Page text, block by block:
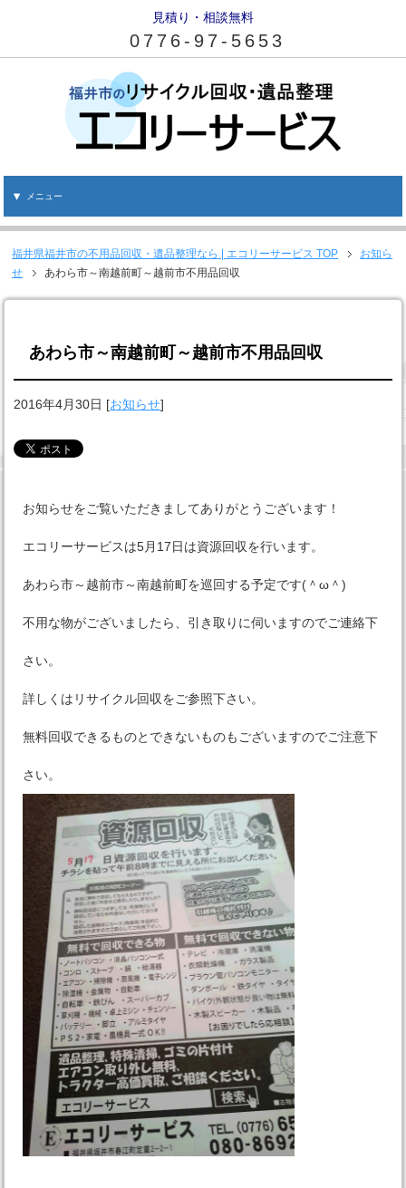
見積り・相談無料
0776-97-5653
メニュー
福井県福井市の不用品回収・遺品整理なら | エコリーサービス TOP
お知ら
せ
あわら市～南越前町～越前市不用品回収
あわら市～南越前町～越前市不用品回収
2016年4月30日 [お知らせ]
お知らせをご覧いただきましてありがとうございます！
エコリーサービスは5月17日は資源回収を行います。
あわら市～越前市～南越前町を巡回する予定です(＾ω＾)
不用な物がございましたら、引き取りに伺いますのでご連絡下
さい。
詳しくはリサイクル回収をご参照下さい。
無料回収できるものとできないものもございますのでご注意下
さい。